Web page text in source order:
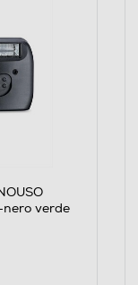
nero verde